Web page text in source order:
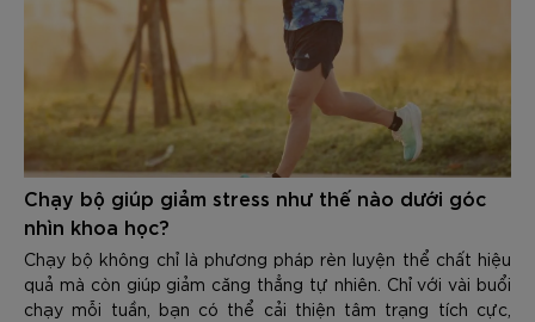
Chạy bộ giúp giảm stress như thế nào dưới góc
nhìn khoa học?
Chạy bộ không chỉ là phương pháp rèn luyện thể chất hiệu
quả mà còn giúp giảm căng thẳng tự nhiên. Chỉ với vài buổi
chạy mỗi tuần, bạn có thể cải thiện tâm trạng tích cực,